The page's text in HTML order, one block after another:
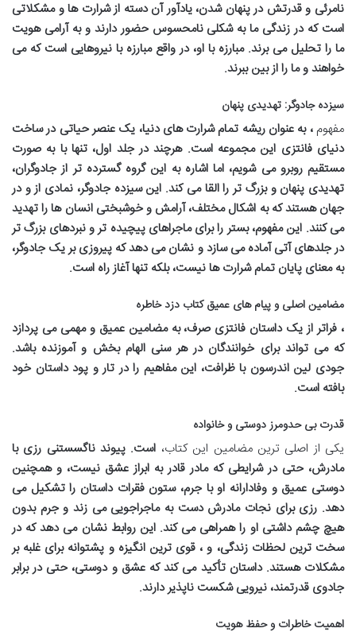
نامرئی و قدرتش در پنهان شدن، یادآور آن دسته از شرارت ها و مشکلاتی
است که در زندگی ما به شکلی نامحسوس حضور دارند و به آرامی هویت
ما را تحلیل می برند. مبارزه با او، در واقع مبارزه با نیروهایی است که می
خواهندوما را از بین ببرند.
سیزده جادوگر: تهدیدی پنهان
مفهوم، به عنوان ریشه تمام شرارت های دنیا، یک عنصر حیاتی در ساخت
دنیای فانتزی این مجموعه است. هرچند در جلد اول، تنها بابه صورت
مستقیم روبرو می شویم، اما اشاره به این گروه گسترده تر از جادوگران،
تهدیدی پنهان و بزرگ تر را القا می کند. این سیزده جادوگر، نمادی ازودر
جهان هستند که به اشکال مختلف، آرامش و خوشبختی انسان ها را تهدید
می کنند. این مفهوم، بستر را برای ماجراهای پیچیده تر و نبردهای بزرگ تر
در جلدهای آتی آماده می سازد و نشان می دهد که پیروزی بر یک جادوگر،
به معنای پایان تمام شرارت ها نیست، بلکه تنها آغاز راه است.
مضامین اصلی و پیام های عمیق کتاب دزد خاطره
، فراتر از یک داستان فانتزی صرف، به مضامین عمیق و مهمی می پردازد
که می تواند برای خوانندگان در هر سنی الهام بخش و آموزنده باشد.
جودی لین اندرسون با ظرافت، این مفاهیم را در تار و پود داستان خود
بافته است.
قدرت بی حدومرز دوستی و خانواده
یکی از اصلی ترین مضامین این کتاب، است. پیوند ناگسستنی رزی با
مادرش، حتی در شرایطی که مادر قادر به ابراز عشق نیست، و همچنین
دوستی عمیق و وفادارانه او با جرم، ستون فقرات داستان را تشکیل می
دهد. رزی برای نجات مادرش دست به ماجراجویی می زند و جرم بدون
هیچ چشم داشتی او را همراهی می کند. این روابط نشان می دهد که در
سخت ترین لحظات زندگی، و ، قوی ترین انگیزه و پشتوانه برای غلبه بر
مشکلات هستند. داستان تأکید می کند که عشق و دوستی، حتی در برابر
جادوی قدرتمند، نیرویی شکست ناپذیر دارند.
اهمیت خاطرات و حفظ هویت